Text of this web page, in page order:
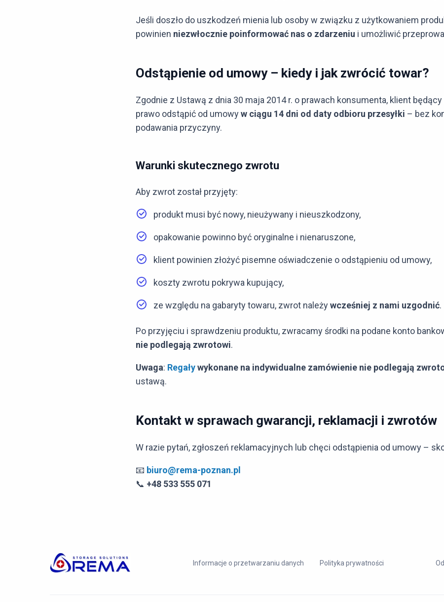
Jeśli doszło do uszkodzeń mienia lub osoby w związku z użytkowaniem
powinien niezwłocznie poinformować nas o zdarzeniu i umożliwić
Odstąpienie od umowy – kiedy i jak zwrócić towar?
Zgodnie z Ustawą z dnia 30 maja 2014 r. o prawach konsumenta, klient
prawo odstąpić od umowyw ciągu 14 dni od daty odbioru przesyłki – bez
podawania przyczyny.
Warunki skutecznego zwrotu
Aby zwrot został przyjęty:
produkt musi być nowy, nieużywany i nieuszkodzony,
opakowanie powinno być oryginalne i nienaruszone,
klient powinien złożyć pisemne oświadczenie o odstąpieniu od umowy,
koszty zwrotu pokrywa kupujący,
ze względu na gabaryty towaru, zwrot należywcześniej z nami uzgodnić.
Po przyjęciu i sprawdzeniu produktu, zwracamy środki na podane konto
nie podlegają zwrotowi.
Uwaga: Regaływykonane na indywidualne zamówienie nie podlegają
ustawą.
Kontakt w sprawach gwarancji, reklamacji i zwrotów
W razie pytań, zgłoszeń reklamacyjnych lub chęci odstąpienia od umowy –
📧 biuro@rema-poznan.pl
📞 +48 533 555 071
Informacje o przetwarzaniu danych Polityka prywatności